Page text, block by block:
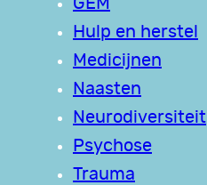
GEM
Hulp en herstel
Medicijnen
Naasten
Neurodiversiteit
Psychose
Trauma